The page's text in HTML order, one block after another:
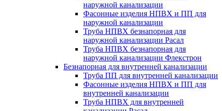
наружной канализации
Фасонные изделия НПВХ и ПП для
наружной канализации
Труба НПВХ безнапорная для
наружной канализации Расал
Труба НПВХ безнапорная для
наружной канализации Флекстрон
Безнапорная для внутренней канализации
Труба ПП для внутренней канализации
Фасонные изделия НПВХ и ПП для
внутренней канализации
Труба НПВХ для внутренней